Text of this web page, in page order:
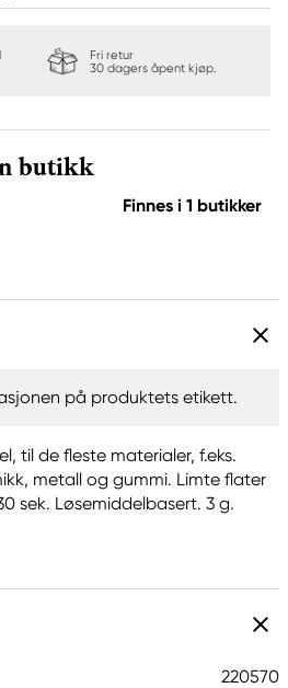
Fri retur
30 dagers åpent kjøp.
butikk
Finnes i 1 butikker
på produktets etikett.
til de fleste materialer, f.eks.
metall og gummi. Limte flater
sek. Løsemiddelbasert. 3 g.
220570